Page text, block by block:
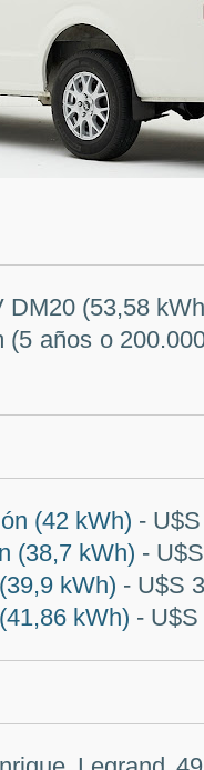
DM20 (53,58
(5 años o
(42 kWh) -
(38,7 kWh) -
kWh) - U$S
kWh) -